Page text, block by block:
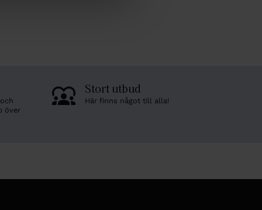
över
Stort utbud
Här finns något till alla!